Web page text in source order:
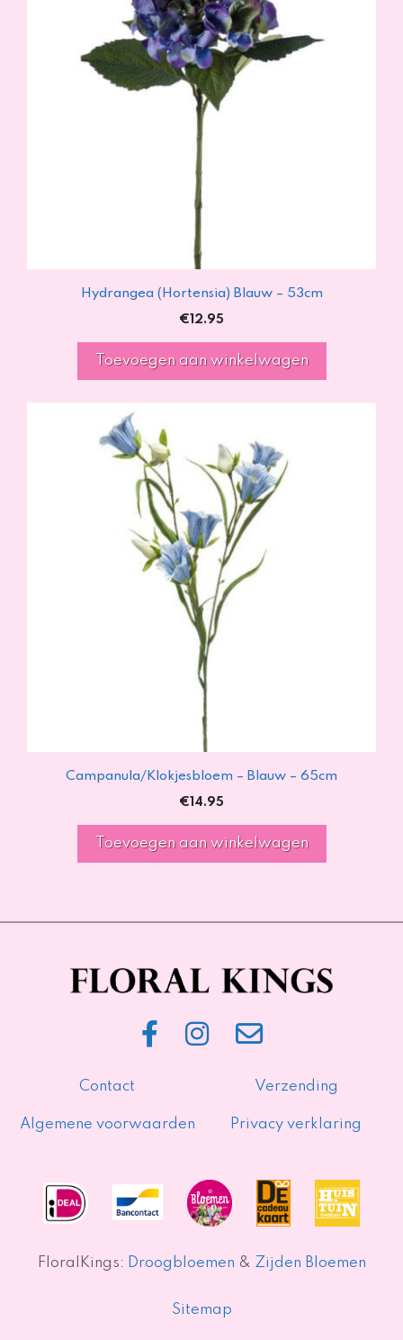
Hydrangea (Hortensia) Blauw – 53cm
€12.95
Toevoegen aan winkelwagen
Campanula/Klokjesbloem – Blauw – 65cm
€14.95
Toevoegen aan winkelwagen
Contact Verzending
Algemene voorwaarden Privacy verklaring
FloralKings: Droogbloemen & Zijden Bloemen
Sitemap